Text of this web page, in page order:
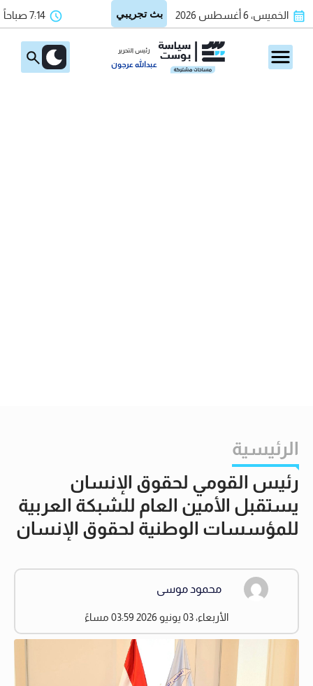
الخميس، 6 أغسطس 2026 7:14 صباحاً
رئيس التحرير
عبدالله عرجون
الرئيسية
رئيس القومي لحقوق الإنسان
يستقبل الأمين العام للشبكة العربية
للمؤسسات الوطنية لحقوق الإنسان
محمود موسى
الأربعاء، 03 يونيو 2026 03:59 مساءً